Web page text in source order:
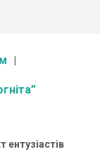
ентузіастів